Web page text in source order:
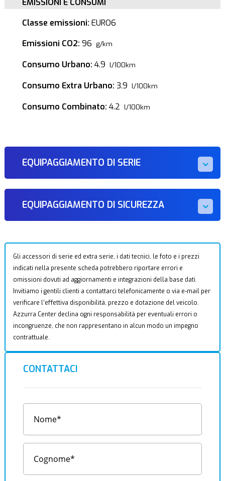
EMISSIONI E CONSUMI
Classe emissioni: EURO6
Emissioni CO2: 96 g/km
Consumo Urbano: 4.9 l/100km
Consumo Extra Urbano: 3.9 l/100km
Consumo Combinato: 4.2 l/100km
EQUIPAGGIAMENTO DI SERIE
EQUIPAGGIAMENTO DI SICUREZZA
Gli accessori di serie ed extra serie, i dati tecnici, le foto e i prezzi
indicati nella presente scheda potrebbero riportare errori e
omissioni dovuti ad aggiornamenti e integrazioni della base dati.
Invitiamo i gentili clienti a contattarci telefonicamente o via e-mail per
verificare l’effettiva disponibilità, prezzo e dotazione del veicolo.
Azzurra Center declina ogni responsabilità per eventuali errori o
incongruenze, che non rappresentano in alcun modo un impegno
contrattuale.
CONTATTACI